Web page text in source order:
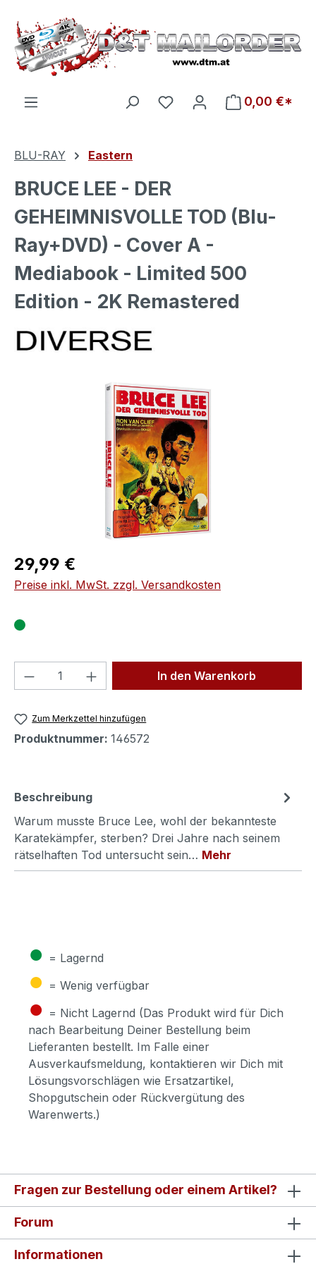
Zum Hauptinhalt springen
Du hast 0 Produkte auf
0,00 €*
BLU-RAY Eastern
BRUCE LEE - DER
GEHEIMNISVOLLE TOD (Blu-
Ray+DVD) - Cover A -
Mediabook - Limited 500
Edition - 2K Remastered
Bildergalerie überspringen
Regulärer Preis:
29,99 €
Preise inkl. MwSt. zzgl. Versandkosten
Produkt Anzahl: Gib denIn den Warenkorb
Zum Merkzettel hinzufügen
Produktnummer: 146572
Beschreibung
Warum musste Bruce Lee, wohl der bekannteste
Karatekämpfer, sterben? Drei Jahre nach seinem
rätselhaften Tod untersucht sein… Mehr
● = Lagernd
● = Wenig verfügbar
● = Nicht Lagernd (Das Produkt wird für Dich
nach Bearbeitung Deiner Bestellung beim
Lieferanten bestellt. Im Falle einer
Ausverkaufsmeldung, kontaktieren wir Dich mit
Lösungsvorschlägen wie Ersatzartikel,
Shopgutschein oder Rückvergütung des
Warenwerts.)
Fragen zur Bestellung oder einem Artikel?
Forum
Informationen